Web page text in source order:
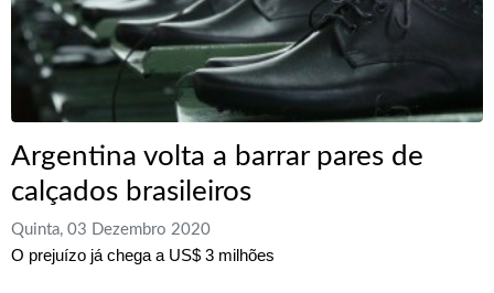
Argentina volta a barrar pares de
calçados brasileiros
Quinta, 03 Dezembro 2020
O prejuízo já chega a US$ 3 milhões